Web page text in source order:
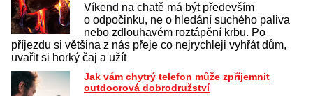
Víkend na chatě má být především
o odpočinku, ne o hledání suchého paliva
nebo zdlouhavém roztápění krbu. Po
příjezdu si většina z nás přeje co nejrychleji vyhřát dům,
uvařit si horký čaj a užít
Jak vám chytrý telefon může zpříjemnit
outdoorová dobrodružství